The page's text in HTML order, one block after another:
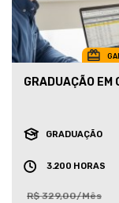
GRADUAÇÃO EM
GRADUAÇÃO
3.200 HORAS
R$ 329,00/Mês